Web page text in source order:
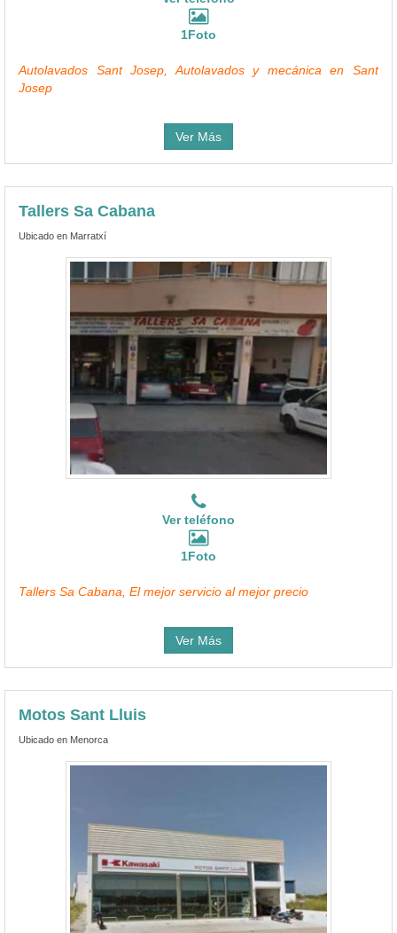
1Foto
Autolavados Sant Josep, Autolavados y mecánica en Sant
Josep
Ver Más
Tallers Sa Cabana
Ubicado en Marratxí
Ver teléfono
1Foto
Tallers Sa Cabana, El mejor servicio al mejor precio
Ver Más
Motos Sant Lluis
Ubicado en Menorca